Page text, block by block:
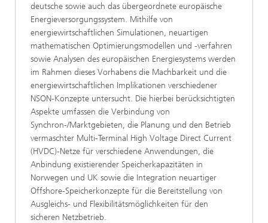
deutsche sowie auch das übergeordnete europäische
Energieversorgungssystem. Mithilfe von
energiewirtschaftlichen Simulationen, neuartigen
mathematischen Optimierungsmodellen und -verfahren
sowie Analysen des europäischen Energiesystems werden
im Rahmen dieses Vorhabens die Machbarkeit und die
energiewirtschaftlichen Implikationen verschiedener
NSON-Konzepte untersucht. Die hierbei berücksichtigten
Aspekte umfassen die Verbindung von
Synchron-/Marktgebieten, die Planung und den Betrieb
vermaschter Multi-Terminal High Voltage Direct Current
(HVDC)-Netze für verschiedene Anwendungen, die
Anbindung existierender Speicherkapazitäten in
Norwegen und UK sowie die Integration neuartiger
Offshore-Speicherkonzepte für die Bereitstellung von
Ausgleichs- und Flexibilitätsmöglichkeiten für den
sicheren Netzbetrieb.